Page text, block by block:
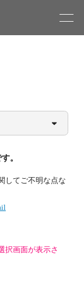
。
してご不明な点な
択画面が表示さ